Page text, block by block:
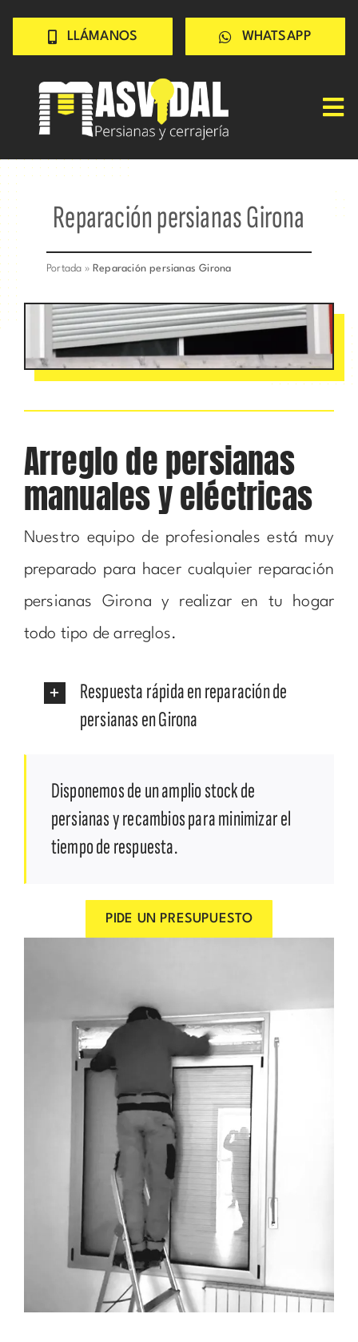
Saltar
contenido
LLÁMANOS WHATSAPP
Inicio
CERRAJERÍA
TRABAJOS
CONÓCENOS
Contacto rápido
Reparación persianas Girona
Portada » Reparación persianas Girona
Arreglo de persianas
manuales y eléctricas
Nuestro equipo de profesionales está muy
preparado para hacer cualquier reparación
persianas Girona y realizar en tu hogar
todo tipo de arreglos.
Respuesta rápida en reparación de
persianas en Girona
Disponemos de un amplio stock de
persianas y recambios para minimizar el
tiempo de respuesta.
PIDE UN PRESUPUESTO